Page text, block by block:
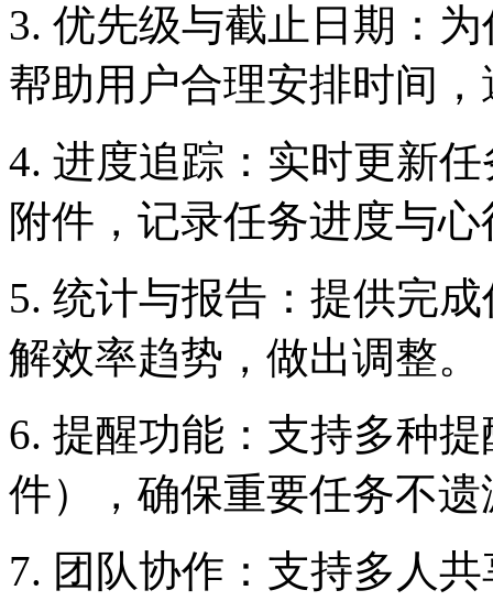
3. 优先级与截止日期：
帮助用户合理安排时间
4. 进度追踪：实时更新
附件，记录任务进度与心
5. 统计与报告：提供完
解效率趋势，做出调整。
6. 提醒功能：支持多种
件），确保重要任务不遗
7. 团队协作：支持多人